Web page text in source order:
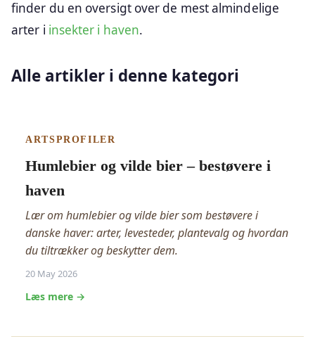
finder du en oversigt over de mest almindelige
arter i insekter i haven.
Alle artikler i denne kategori
ARTSPROFILER
Humlebier og vilde bier – bestøvere i
haven
Lær om humlebier og vilde bier som bestøvere i
danske haver: arter, levesteder, plantevalg og hvordan
du tiltrækker og beskytter dem.
20 May 2026
Læs mere →